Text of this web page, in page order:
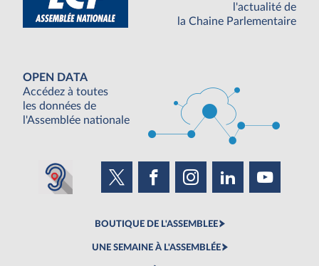
l'actualité de
la Chaine Parlementaire
OPEN DATA
Accédez à toutes
les données de
l'Assemblée nationale
BOUTIQUE DE L'ASSEMBLEE
UNE SEMAINE À L'ASSEMBLÉE